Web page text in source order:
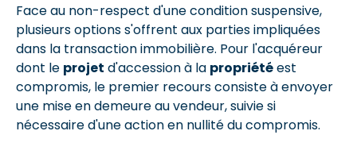
Face au non-respect d'une condition suspensive,
plusieurs options s'offrent aux parties impliquées
dans la transaction immobilière. Pour l'acquéreur
dont le projet d'accession à la propriétéest
compromis, le premier recours consiste à envoyer
une mise en demeure au vendeur, suivie si
nécessaire d'une action en nullité du compromis.